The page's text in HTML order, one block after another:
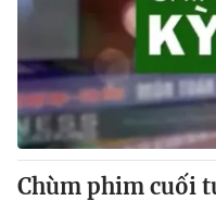
Chùm phim cuối